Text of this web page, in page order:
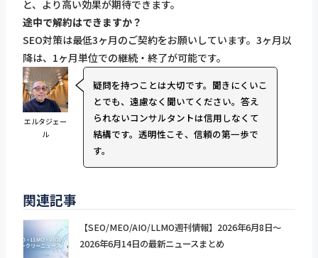
と、より高い効果が期待できます。
途中で解約はできますか？
SEO対策は最低3ヶ月のご契約をお願いしています。3ヶ月以
降は、1ヶ月単位での継続・終了が可能です。
エルタジェー
ル
疑問を持つことは大切です。聞きにくいこ
とでも、遠慮なく聞いてください。答え
られないコンサルタントは信用しなくて
結構です。透明性こそ、信頼の第一歩で
す。
関連記事
【SEO/MEO/AIO/LLMO週刊情報】2026年6月8日〜
2026年6月14日の最新ニュースまとめ